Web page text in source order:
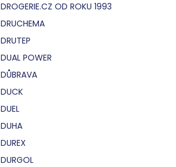
DROGERIE.CZ OD ROKU 1993
DRUCHEMA
DRUTEP
DUAL POWER
DŮBRAVA
DUCK
DUEL
DUHA
DUREX
DURGOL